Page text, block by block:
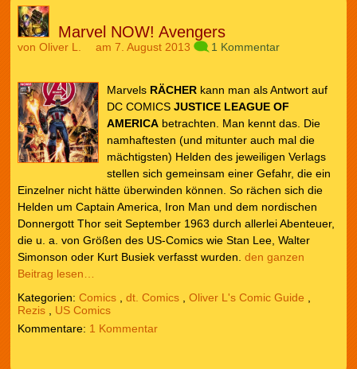
Marvel NOW! Avengers
von Oliver L. am 7. August 2013 1 Kommentar
Marvels RÄCHERkann man als Antwort auf
DC COMICS JUSTICE LEAGUE OF
AMERICAbetrachten. Man kennt das. Die
namhaftesten (und mitunter auch mal die
mächtigsten) Helden des jeweiligen Verlags
stellen sich gemeinsam einer Gefahr, die ein
Einzelner nicht hätte überwinden können. So rächen sich die
Helden um Captain America, Iron Man und dem nordischen
Donnergott Thor seit September 1963 durch allerlei Abenteuer,
die u. a. von Größen des US-Comics wie Stan Lee, Walter
Simonson oder Kurt Busiek verfasst wurden. den ganzen
Beitrag lesen…
Kategorien: Comics, dt. Comics, Oliver L's Comic Guide
Rezis, US Comics
1 Kommentar